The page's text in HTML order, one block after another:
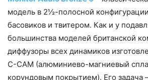
модель в 2½-полосной
басовиков и твитером. Как и у
большинства моделей британской
диффузоры всех динамиков
C-CAM (алюминиево-магниевый
корундовым покрытием). Его задача